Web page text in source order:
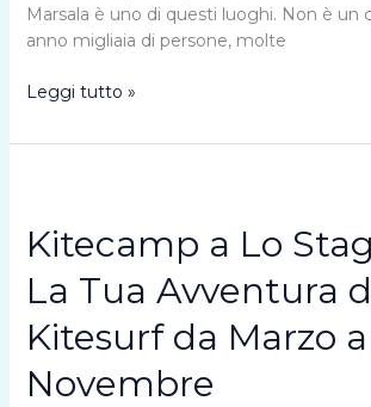
Marsala è uno di questi luoghi. Non è un
anno migliaia di persone, molte
Stagnone
Marsala:
degli
spot
migliori
al
mondo
Leggi tutto »
Kitecamp a Lo
La Tua Avventura
Kitesurf da Marzo a
Novembre